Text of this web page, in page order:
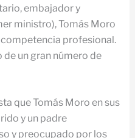
embajador y
ministro), Tomás Moro
profesional.
un gran número de
que Tomás Moro en sus
y un padre
y preocupado por los